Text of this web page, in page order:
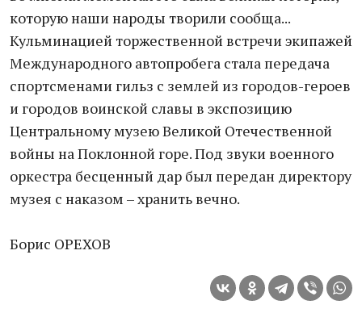
которую наши народы творили сообща...
Кульминацией торжественной встречи экипажей
Международного автопробега стала передача
спортсменами гильз с землей из городов-героев
и городов воинской славы в экспозицию
Центральному музею Великой Отечественной
войны на Поклонной горе. Под звуки военного
оркестра бесценный дар был передан директору
музея с наказом – хранить вечно.
Борис ОРЕХОВ